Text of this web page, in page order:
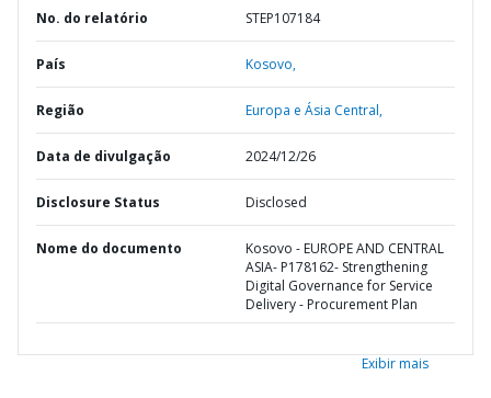
No. do relatório STEP107184
País Kosovo,
Região Europa e Ásia Central,
Data de divulgação 2024/12/26
Disclosure Status Disclosed
Nome do documento
Kosovo - EUROPE AND CENTRAL
ASIA- P178162- Strengthening
Digital Governance for Service
Delivery - Procurement Plan
Exibir mais